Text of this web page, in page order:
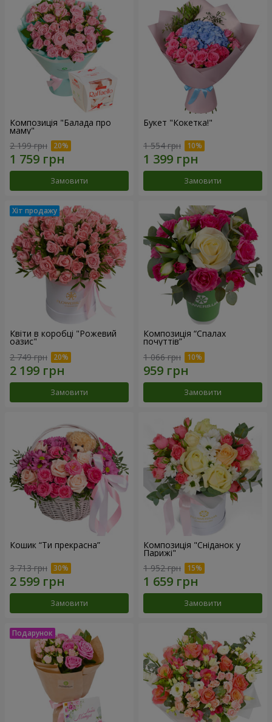
Композиція "Балада про
маму"
2 199 грн
Замовити
Букет "Кокетка!"
1 554 грн
Замовити
Квіти в коробці "Рожевий
оазис"
2 749 грн
Замовити
Композиція “Спалах
почуттів”
1 066 грн
Замовити
Кошик “Ти прекрасна”
3 713 грн
Замовити
Композиція "Сніданок у
Парижі"
1 952 грн
Замовити